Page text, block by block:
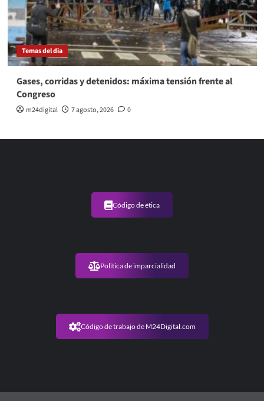
Temas del dia
Gases, corridas y detenidos: máxima tensión frente al
Congreso
m24digital 7 agosto, 2026 0
Código de ética
Política de imparcialidad
Código de trabajo de M24Digital.com